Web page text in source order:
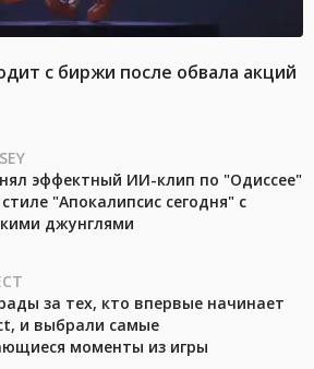
с биржи после обвала акций
эффектный ИИ-клип по "Одиссее"
"Апокалипсис сегодня" с
джунглями
за тех, кто впервые начинает
и выбрали самые
моменты из игры